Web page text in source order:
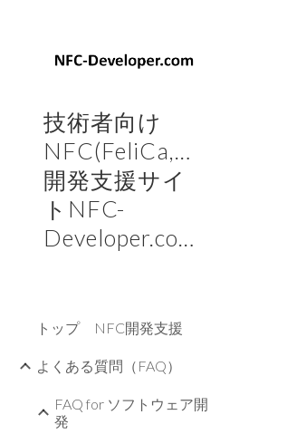
技術者向け
NFC(FeliCa,Mifare)
開発支援サイ
トNFC-
Developer.com
トップ NFC開発支援
よくある質問（FAQ）
FAQ for ソフトウェア開
発